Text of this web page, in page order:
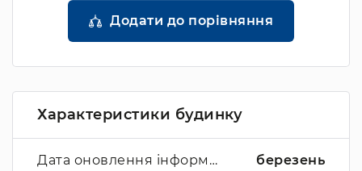
Додати до порівняння
Характеристики будинку
Дата оновлення інформації
березень